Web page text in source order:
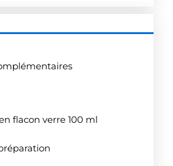
flacon verre 100 ml